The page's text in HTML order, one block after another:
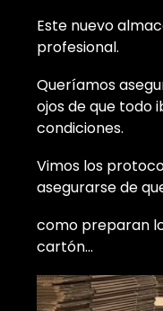
Este nuevo
profesional.
Queríamos
ojos de que todo
condiciones.
Vimos los
asegurarse de
como preparan
cartón…